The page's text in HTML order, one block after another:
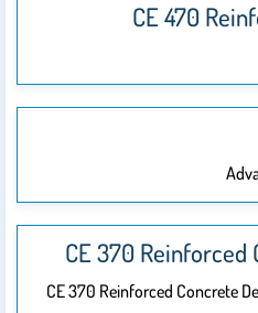
CE 470
CE 370 Reinforced
CE 370 Reinforced Concrete